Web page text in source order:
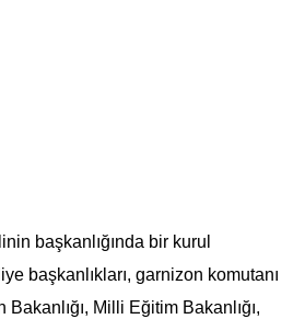
başkanlığında bir kurul
başkanlıkları, garnizon komutanı
Milli Eğitim Bakanlığı,